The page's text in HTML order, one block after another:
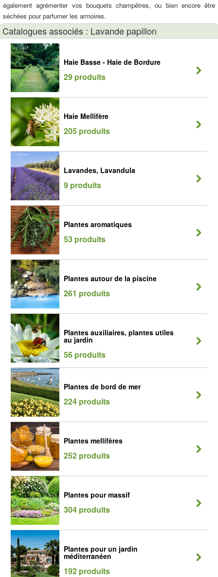
également agrémenter vos bouquets champêtres, ou bien encore être
séchées pour parfumer les armoires.
Catalogues associés : Lavande papillon
Haie Basse - Haie de Bordure
29 produits
Haie Mellifère
205 produits
Lavandes, Lavandula
9 produits
Plantes aromatiques
53 produits
Plantes autour de la piscine
261 produits
Plantes auxiliaires, plantes utiles
au jardin
56 produits
Plantes de bord de mer
224 produits
Plantes mellifères
252 produits
Plantes pour massif
304 produits
Plantes pour un jardin
méditerranéen
192 produits